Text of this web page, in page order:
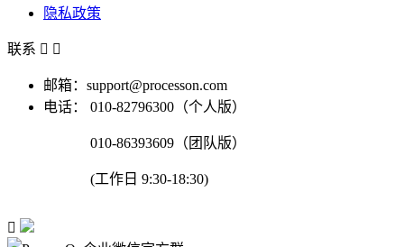
隐私政策
联系  
邮箱：support@processon.com
电话：
010-82796300（个人版）
010-86393609（团队版）
(工作日 9:30-18:30)
